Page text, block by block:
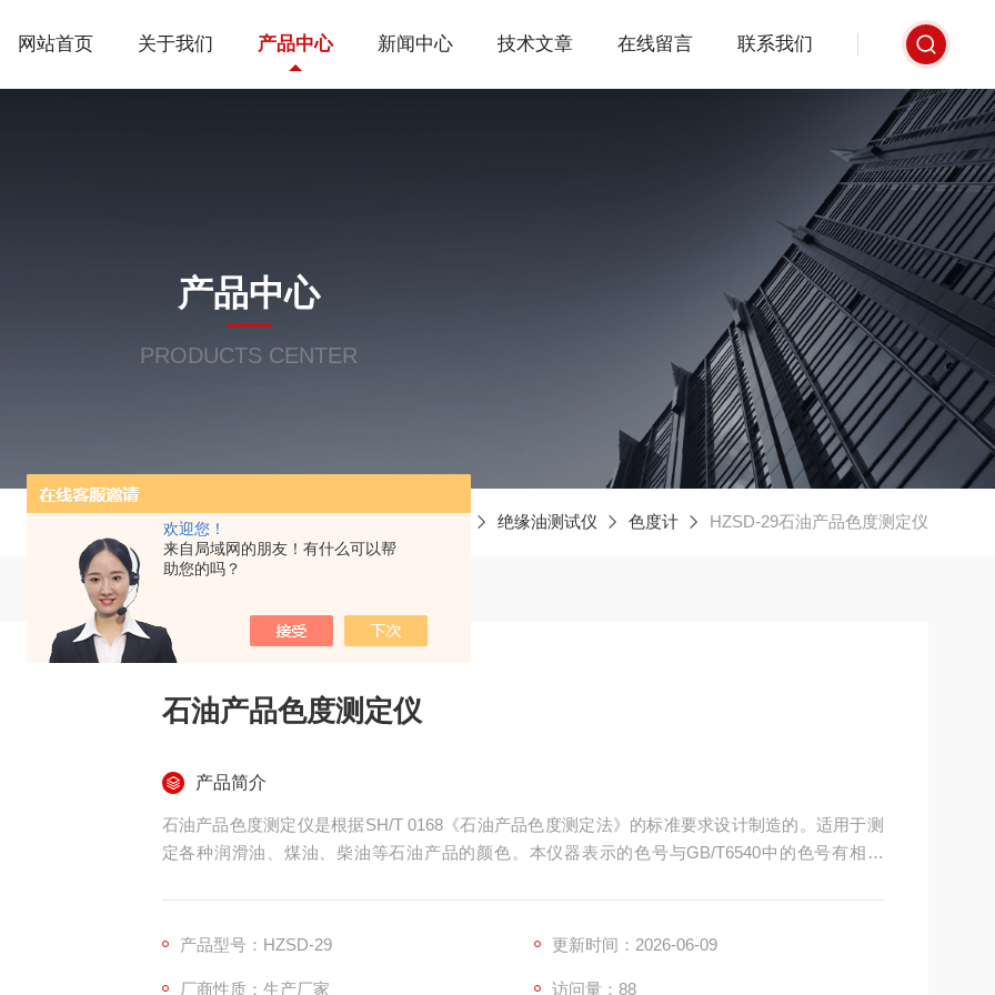
欢迎您！
来自局域网的朋友！有什么可以帮
助您的吗？
网站首页 关于我们 产品中心 新闻中心 技术文章 在线留言 联系我们
产品中心
PRODUCTS CENTER
绝缘油测试仪 色度计 HZSD-29石油产品色度测定仪
石油产品色度测定仪
产品简介
石油产品色度测定仪是根据SH/T 0168《石油产品色度测定法》的标准要求设计制造的。适用于测
定各种润滑油、煤油、柴油等石油产品的颜色。本仪器表示的色号与GB/T6540中的色号有相当
产品型号：HZSD-29 更新时间：2026-06-09
厂商性质：生产厂家 访问量：88